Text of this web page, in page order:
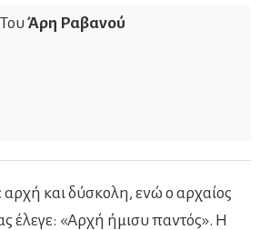
Του Άρη Ραβανού
αρχή και δύσκολη, ενώ ο αρχαίος
έλεγε: «Αρχή ήμισυ παντός». Η